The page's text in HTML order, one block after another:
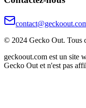
© 2024 Gecko Out. Tous
geckoout.com est un site
Gecko Out et n'est pas